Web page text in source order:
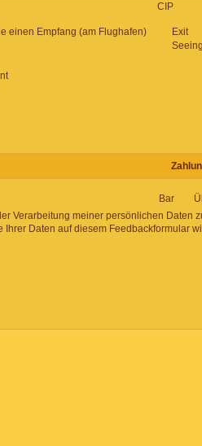
CIP
einen Empfang (am Flughafen)
Exit
Bar
Verarbeitung meiner persönlichen Daten
Ihrer Daten auf diesem Feedbackformular